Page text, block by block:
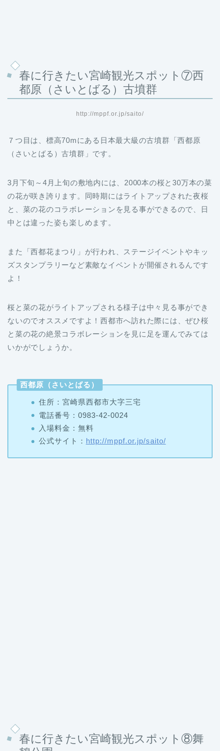
春に行きたい宮崎観光スポット⑦西
都原（さいとばる）古墳群
http://mppf.or.jp/saito/
７つ目は、標高70mにある日本最大級の古墳群「西都原
（さいとばる）古墳群」です。
3月下旬～4月上旬の敷地内には、2000本の桜と30万本の菜
の花が咲き誇ります。同時期にはライトアップされた夜桜
と、菜の花のコラボレーションを見る事ができるので、日
中とは違った姿も楽しめます。
また「西都花まつり」が行われ、ステージイベントやキッ
ズスタンプラリーなど素敵なイベントが開催されるんです
よ！
桜と菜の花がライトアップされる様子は中々見る事ができ
ないのでオススメですよ！西都市へ訪れた際には、ぜひ桜
と菜の花の絶景コラボレーションを見に足を運んでみては
いかがでしょうか。
西都原（さいとばる）
住所：宮崎県西都市大字三宅
電話番号：0983-42-0024
入場料金：無料
公式サイト： http://mppf.or.jp/saito/
春に行きたい宮崎観光スポット⑧舞